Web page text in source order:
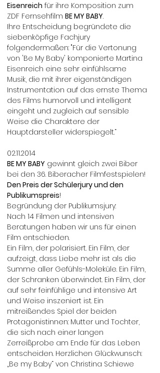
Eisenreich für ihre Komposition zum
ZDF Fernsehfilm BE MY BABY.
Ihre Entscheidung begründete die
siebenköpfige Fachjury
folgendermaßen: "Für die Vertonung
von 'Be My Baby' komponierte Martina
Eisenreich eine sehr einfühlsame
Musik, die mit ihrer eigenständigen
Instrumentation auf das ernste Thema
des Films humorvoll und intelligent
eingeht und zugleich auf sensible
Weise die Charaktere der
Hauptdarsteller widerspiegelt.“
02.11.2014
BE MY BABY gewinnt gleich zwei Biber
bei den 36. Biberacher Filmfestspielen!
Den Preis der Schülerjury und den
Publikumspreis!
Begründung der Publikumsjury:
Nach 14 Filmen und intensiven
Beratungen haben wir uns für einen
Film entschieden.
Ein Film, der polarisiert. Ein Film, der
aufzeigt, dass Liebe mehr ist als die
Summe aller Gefühls-Moleküle. Ein Film,
der Schranken überwindet. Ein Film, der
auf sehr feinfühlige und intensive Art
und Weise inszeniert ist. Ein
mitreißendes Spiel der beiden
Protagonistinnen: Mutter und Tochter,
die sich nach einer langen
Zerreißprobe am Ende für das Leben
entscheiden. Herzlichen Glückwunsch:
„Be my Baby“ von Christina Schiewe